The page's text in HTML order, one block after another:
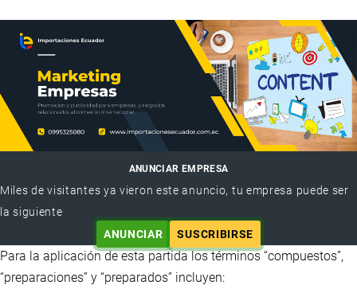
ANUNCIAR EMPRESA
Miles de visitantes ya vieron este anuncio, tu empresa puede ser
la siguiente
ANUNCIAR
SUSCRIBIRSE
Para la aplicación de esta partida los términos “compuestos”,
“preparaciones” y “preparados” incluyen: